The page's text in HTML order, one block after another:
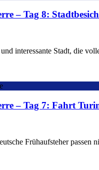
– Tag 8:
interessante Stadt, die
– Tag 7: Fahrt
Frühaufsteher